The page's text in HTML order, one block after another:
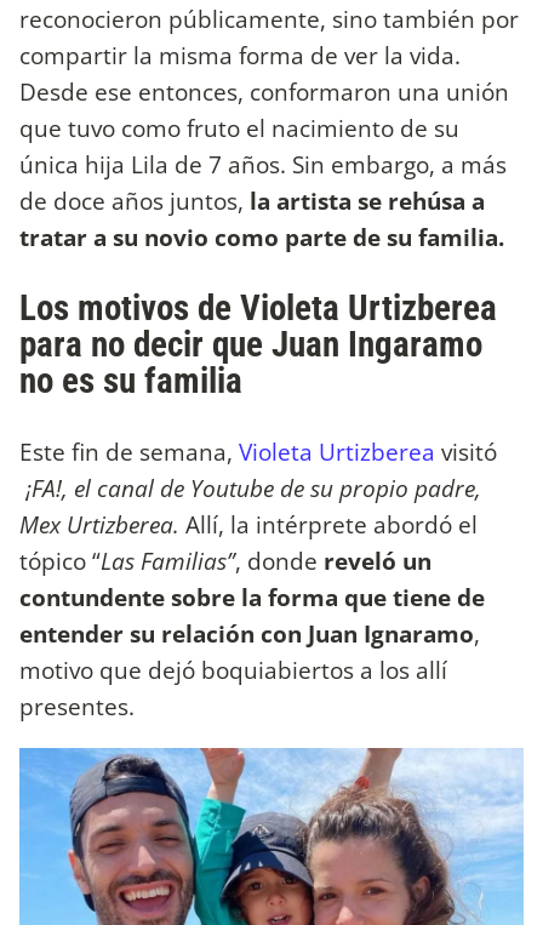
reconocieron públicamente, sino también por
compartir la misma forma de ver la vida.
Desde ese entonces, conformaron una unión
que tuvo como fruto el nacimiento de su
única hija Lila de 7 años. Sin embargo, a más
de doce años juntos, la artista se rehúsa a
tratar a su novio como parte de su familia.
Los motivos de Violeta Urtizberea
para no decir que Juan Ingaramo
no es su familia
Este fin de semana, Violeta Urtizberea visitó
¡FA!, el canal de Youtube de su propio padre,
Mex Urtizberea. Allí, la intérprete abordó el
tópico “Las Familias”, donde reveló un
contundente sobre la forma que tiene de
entender su relación con Juan Ignaramo,
motivo que dejó boquiabiertos a los allí
presentes.